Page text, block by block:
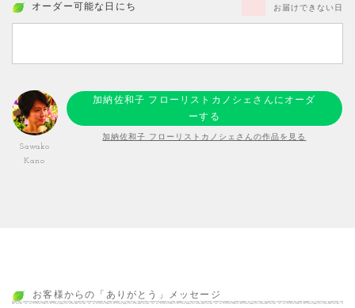
オーダー可能な日にち お届けできない日
Sawako
Kano
加納佐和子 フローリストカノシェさんにオーダ
ーする
加納佐和子 フローリストカノシェさんの作品を見る
お客様からの「ありがとう」メッセージ